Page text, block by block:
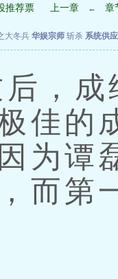
推荐票 上一章 ← 章
大冬兵 华娱宗师 斩杀 系统供
，成
佳的
为谭
而第